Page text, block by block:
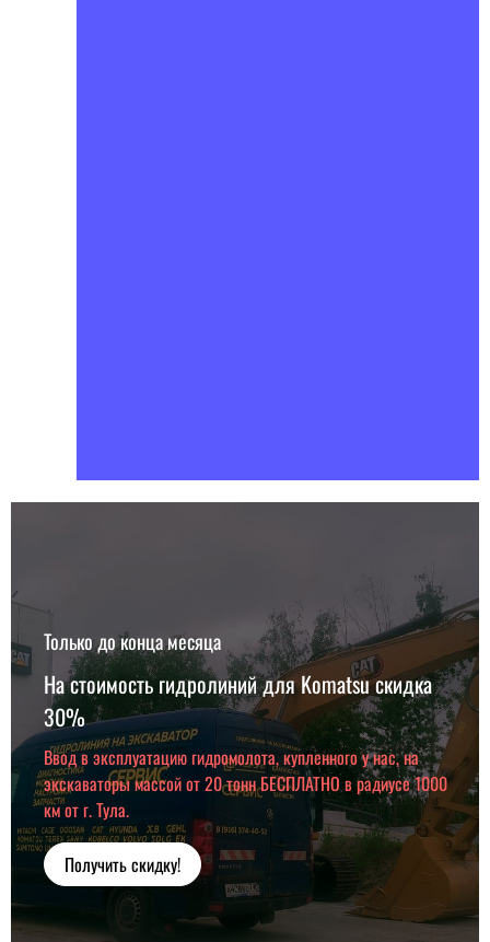
Только до конца месяца
На стоимость гидролиний для Komatsu скидка
30%
Ввод в эксплуатацию гидромолота, купленного у нас, на
экскаваторы массой от 20 тонн БЕСПЛАТНО в радиусе 1000
км от г. Тула.
Получить скидку!